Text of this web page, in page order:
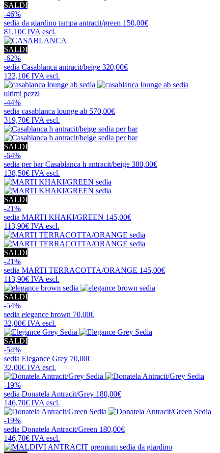
SALDI
-46%
sedia da giardino tampa antracit/green 150,00€
81,10€ IVA escl.
SALDI
-62%
sedia Casablanca antracit/beige 320,00€
122,10€ IVA escl.
ultimi pezzi
-44%
sedia casablanca lounge ab 570,00€
319,70€ IVA escl.
SALDI
-64%
sedia per barCasablanca h antracit/beige 380,00€
138,50€ IVA escl.
SALDI
-21%
sedia MARTI KHAKI/GREEN 145,00€
113,90€ IVA escl.
SALDI
-21%
sedia MARTI TERRACOTTA/ORANGE 145,00€
113,90€ IVA escl.
SALDI
-54%
sedia elegance brown 70,00€
32,00€ IVA escl.
SALDI
-54%
sedia Elegance Grey 70,00€
32,00€ IVA escl.
-19%
sedia Donatela Antracit/Grey 180,00€
146,70€ IVA escl.
-19%
sedia Donatela Antracit/Green 180,00€
146,70€ IVA escl.